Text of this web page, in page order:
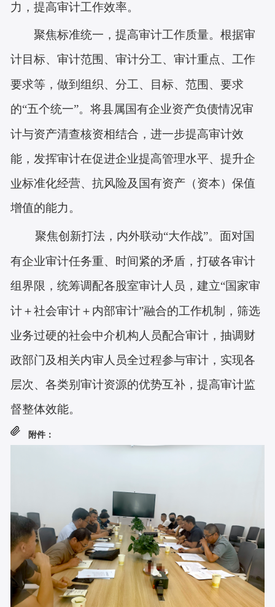
力，提高审计工作效率。
聚焦标准统一，提高审计工作质量。根据审
计目标、审计范围、审计分工、审计重点、工作
要求等，做到组织、分工、目标、范围、要求
的“五个统一”。将县属国有企业资产负债情况审
计与资产清查核资相结合，进一步提高审计效
能，发挥审计在促进企业提高管理水平、提升企
业标准化经营、抗风险及国有资产（资本）保值
增值的能力。
聚焦创新打法，内外联动“大作战”。面对国
有企业审计任务重、时间紧的矛盾，打破各审计
组界限，统筹调配各股室审计人员，建立“国家审
计＋社会审计＋内部审计”融合的工作机制，筛选
业务过硬的社会中介机构人员配合审计，抽调财
政部门 及相关内审人员全过程参与审计，实现各
层次、各类别审计资源的优势互补，提高审计监
督整体效能。
附件：